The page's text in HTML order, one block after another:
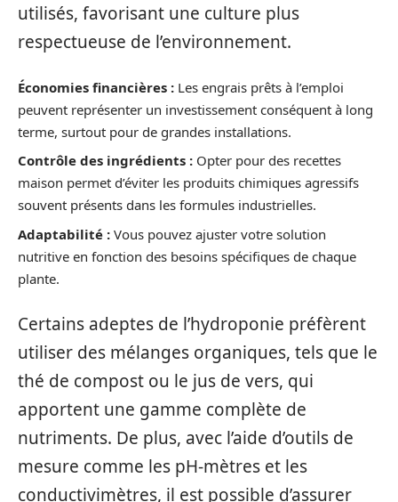
utilisés, favorisant une culture plus
respectueuse de l’environnement.
Économies financières : Les engrais prêts à l’emploi
peuvent représenter un investissement conséquent à long
terme, surtout pour de grandes installations.
Contrôle des ingrédients : Opter pour des recettes
maison permet d’éviter les produits chimiques agressifs
souvent présents dans les formules industrielles.
Adaptabilité : Vous pouvez ajuster votre solution
nutritive en fonction des besoins spécifiques de chaque
plante.
Certains adeptes de l’hydroponie préfèrent
utiliser des mélanges organiques, tels que le
thé de compost ou le jus de vers, qui
apportent une gamme complète de
nutriments. De plus, avec l’aide d’outils de
mesure comme les pH-mètres et les
conductivimètres, il est possible d’assurer